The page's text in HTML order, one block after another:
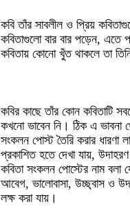
কবি তাঁর সাবলীল ও প্রিয়
কবিতাগুলো বার বার পড়েন, এতে
কবিতায় কোনো খুঁত থাকলে তা
কবির কাছে তাঁর কোন কবিতাটি
কখনো ভাবেন নি। ঠিক এ ভাবনা
সংকলন পোস্ট তৈরি করার ধারণা
প্রকাশিত হতে দেখা যায়,
কবিতা সংকলন পোস্টের নাম বলা
আবেগ, ভালোবাসা, উচ্ছ্বাস ও
লক্ষ করা যায়।